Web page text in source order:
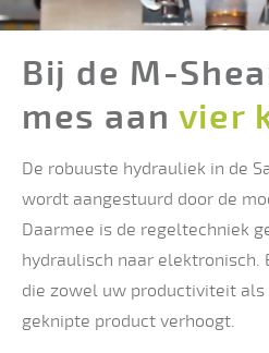
Bij de M-
mes aan vier
De robuuste hydrauliek in de
wordt aangestuurd door de
Daarmee is de regeltechniek
hydraulisch naar elektronisch.
die zowel uw productiviteit
geknipte product verhoogt.